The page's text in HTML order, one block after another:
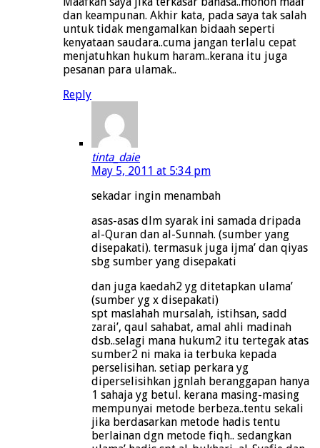
dan keampunan. Akhir kata, pada saya tak salah
untuk tidak mengamalkan bidaah seperti
kenyataan saudara..cuma jangan terlalu cepat
menjatuhkan hukum haram..kerana itu juga
pesanan para ulamak..
Reply
tinta_daie
May 5, 2011 at 5:34 pm
sekadar ingin menambah
asas-asas dlm syarak ini samada dripada
al-Quran dan al-Sunnah. (sumber yang
disepakati). termasuk juga ijma’ dan qiyas
sbg sumber yang disepakati
dan juga kaedah2 yg ditetapkan ulama’
(sumber yg x disepakati)
spt maslahah mursalah, istihsan, sadd
zarai’, qaul sahabat, amal ahli madinah
dsb..selagi mana hukum2 itu tertegak atas
sumber2 ni maka ia terbuka kepada
perselisihan. setiap perkara yg
diperselisihkan jgnlah beranggapan hanya
1 sahaja yg betul. kerana masing-masing
mempunyai metode berbeza..tentu sekali
jika berdasarkan metode hadis tentu
berlainan dgn metode fiqh.. sedangkan